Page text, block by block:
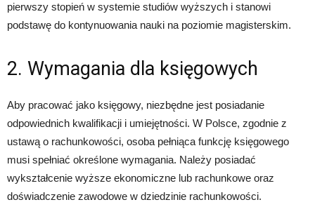
pierwszy stopień w systemie studiów wyższych i stanowi
podstawę do kontynuowania nauki na poziomie magisterskim.
2. Wymagania dla księgowych
Aby pracować jako księgowy, niezbędne jest posiadanie
odpowiednich kwalifikacji i umiejętności. W Polsce, zgodnie z
ustawą o rachunkowości, osoba pełniąca funkcję księgowego
musi spełniać określone wymagania. Należy posiadać
wykształcenie wyższe ekonomiczne lub rachunkowe oraz
doświadczenie zawodowe w dziedzinie rachunkowości.